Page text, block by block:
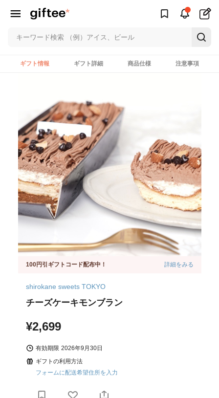
ギフト情報 ギフト詳細 商品仕様 注意事項
100円引ギフトコード配布中！ 詳細をみる
shirokane sweets TOKYO
チーズケーキモンブラン
¥2,699
有効期限 2026年9月30日
ギフトの利用方法
フォームに配送希望住所を入力